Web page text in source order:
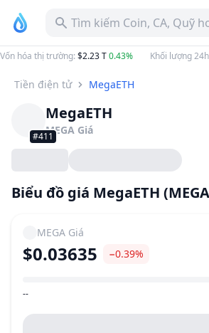
Tìm kiếm Coin, CA, Quỹ
Vốn hóa thị trường: $2.23 T0.43% Khối lượng 24h
Tiền điện tử MegaETH
#411
MegaETH
MEGA Giá
Biểu đồ giá MegaETH
MEGA Giá
$0.03635 −0.39%
Khoảng giá
--